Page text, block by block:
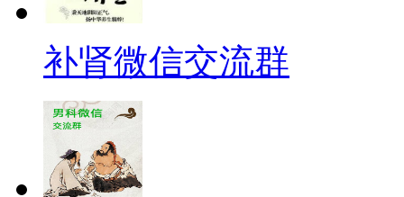
补肾微信交流群